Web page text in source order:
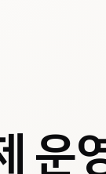
운